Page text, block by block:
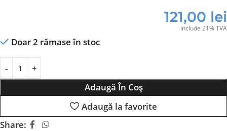
121,00 lei
include 21% TVA
Doar 2 rămase în stoc
Adaugă În Coș
Adaugă la favorite
Share: